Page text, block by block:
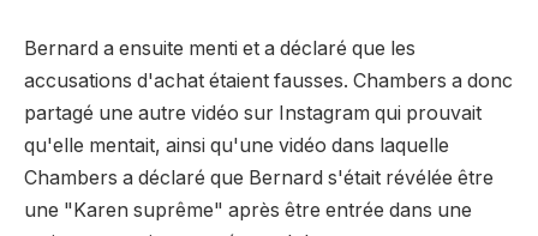
Bernard a ensuite menti et a déclaré que les
accusations d'achat étaient fausses. Chambers a donc
partagé une autre vidéo sur Instagram qui prouvait
qu'elle mentait, ainsi qu'une vidéo dans laquelle
Chambers a déclaré que Bernard s'était révélée être
une "Karen suprême" après être entrée dans une